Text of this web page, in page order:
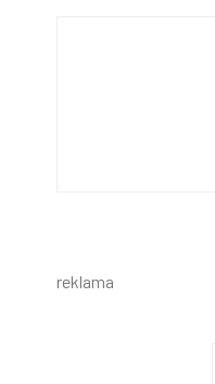
reklama